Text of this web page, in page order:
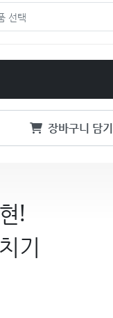
선택
장바구니 담기
!
기